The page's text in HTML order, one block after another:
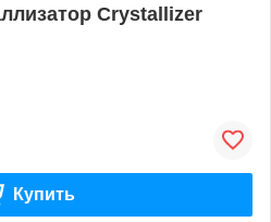
Crystallizer
Купить